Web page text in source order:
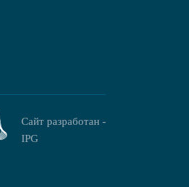
Сайт разработан -
IPG